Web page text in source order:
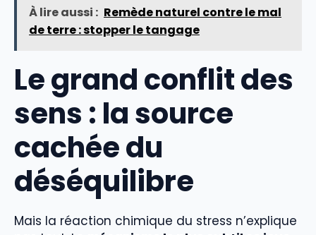
À lire aussi : Remède naturel contre le mal
de terre : stopper le tangage
Le grand conflit des
sens : la source
cachée du
déséquilibre
Mais la réaction chimique du stress n’explique